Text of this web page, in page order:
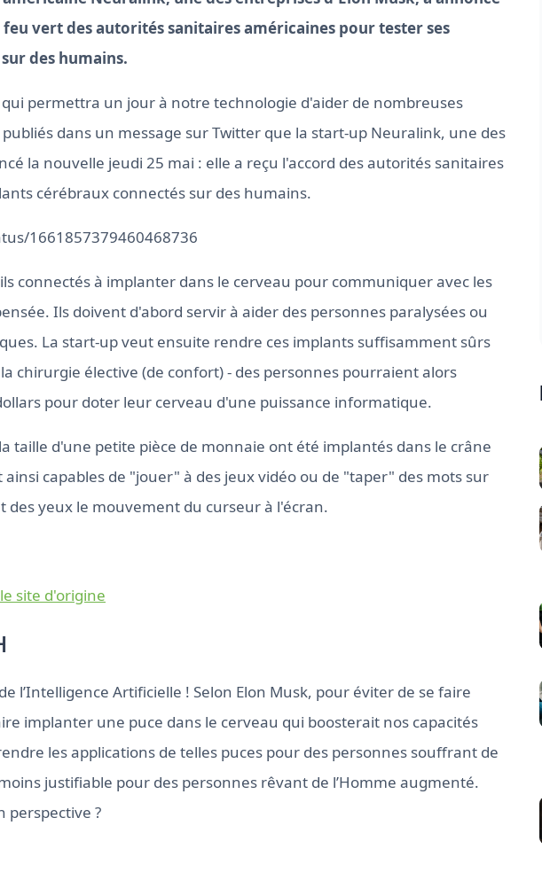
vert des autorités sanitaires américaines pour tester ses
des humains.
permettra un jour à notre technologie d'aider de nombreuses
dans un message sur Twitter que la start-up Neuralink, une des
la nouvelle jeudi 25 mai : elle a reçu l'accord des autorités sanitaires
cérébraux connectés sur des humains.
1661857379460468736
connectés à implanter dans le cerveau pour communiquer avec les
Ils doivent d'abord servir à aider des personnes paralysées ou
La start-up veut ensuite rendre ces implants suffisamment sûrs
chirurgie élective (de confort) - des personnes pourraient alors
pour doter leur cerveau d'une puissance informatique.
taille d'une petite pièce de monnaie ont été implantés dans le crâne
capables de "jouer" à des jeux vidéo ou de "taper" des mots sur
yeux le mouvement du curseur à l'écran.
site d'origine
l’Intelligence Artificielle ! Selon Elon Musk, pour éviter de se faire
implanter une puce dans le cerveau qui boosterait nos capacités
les applications de telles puces pour des personnes souffrant de
justifiable pour des personnes rêvant de l’Homme augmenté.
perspective ?